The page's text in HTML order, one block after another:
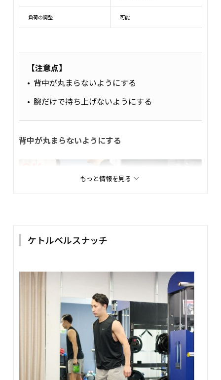
負荷の調整 可能
【注意点】
背中が丸まらないようにする
腕だけで持ち上げないようにする
背中が丸まらないようにする
腕だけで持ち上げないようにする
もっと情報を見る
ケトルベルスナッチ